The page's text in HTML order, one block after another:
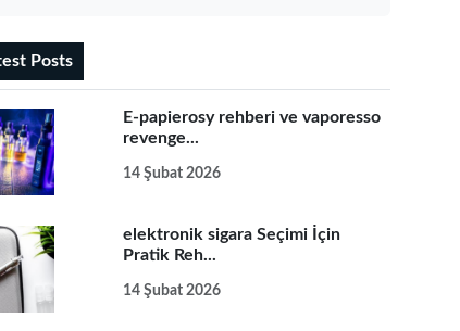
Posts
E-papierosy rehberi ve vaporesso
revenge...
14 Şubat 2026
elektronik sigara Seçimi İçin
Pratik Reh...
14 Şubat 2026